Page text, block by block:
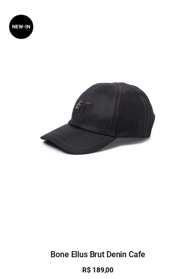
Bone Ellus Brut Denin Cafe
R$ 189,00
NEW-IN